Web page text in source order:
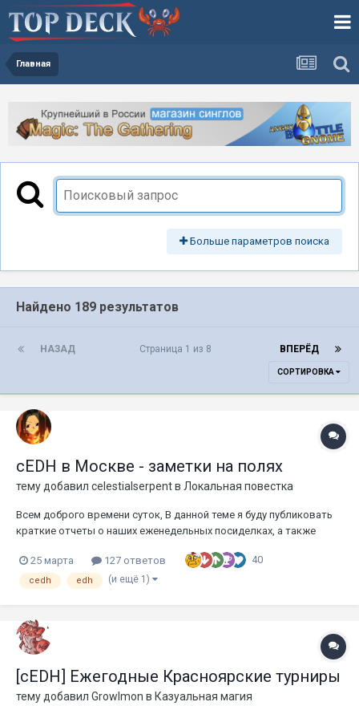
Главная
Больше параметров поиска
Найдено 189 результатов
НАЗАД ВПЕРЁД
Страница 1 из 8
СОРТИРОВКА
cEDH в Москве - заметки на полях
тему добавил celestialserpentв Локальная повестка
Всем доброго времени суток, В данной теме я буду публиковать
краткие отчеты о наших еженедельных посиделках, а также
Данная тема - духовный наследник предыдущей темы похожего
толка, которую я, в свое время, активно вел на этом форуме....
25 марта 127 ответов 40
cedh edh (и ещё 1)
[cEDH] Ежегодные Красноярские турниры
тему добавил Growlmon в Казуальная магия